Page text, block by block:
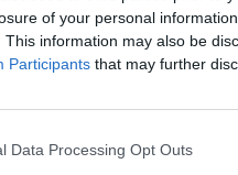
of your personal
This information may also be
Participants that may further
Data Processing Opt Outs